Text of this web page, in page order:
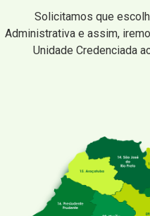
Solicitamos que
Administrativa e assim,
Unidade Credenciada